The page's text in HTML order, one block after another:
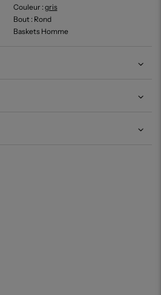
Couleur : gris
Bout: Rond
Baskets Homme